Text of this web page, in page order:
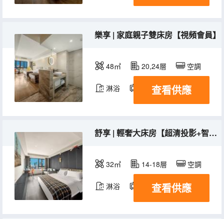
樂享 | 家庭親子雙床房【視頻會員】
48㎡ 20,24層 空調
淋浴 電視機
查看供應
舒享 | 輕奢大床房【超清投影+智能馬桶】
32㎡ 14-18層 空調
淋浴 電視機
查看供應